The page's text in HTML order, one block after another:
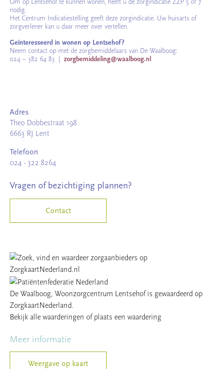
Om op Lentsehof te kunnen wonen, heeft u de zorgindicatie ZZP 5 of 7
nodig.
Het Centrum Indicatiestelling geeft deze zorgindicatie. Uw huisarts of
zorgverlener kan u daar meer over vertellen.
Geïnteresseerd in wonen op Lentsehof?
Neem contact op met de zorgbemiddelaars van De Waalboog:
024 – 382 64 83 | zorgbemiddeling@waalboog.nl
Adres
Theo Dobbestraat 198
6663 RJ Lent
Telefoon
024 - 322 8264
Vragen of bezichtiging plannen?
Contact
De Waalboog, Woonzorgcentrum Lentsehofis gewaardeerd op
ZorgkaartNederland.
Bekijk alle waarderingen ofplaats een waardering
Meer informatie
Weergave op kaart